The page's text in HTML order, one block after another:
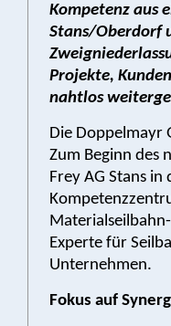
Kompetenz aus
Stans/Oberdorf
Projekte,
nahtlos
Die Doppelmayr
Zum Beginn des
Frey AG Stans
Experte für
Unternehmen.
Fokus auf